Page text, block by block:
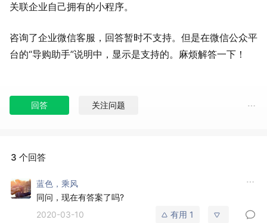
关联企业自己拥有的小程序。
咨询了企业微信客服，回答暂时不支持。但是在微信公众平
台的“导购助手”说明中，显示是支持的。麻烦解答一下！
回答 关注问题
3 个回答
蓝色，乘风
同问，现在有答案了吗?
2020-03-10
有用 1